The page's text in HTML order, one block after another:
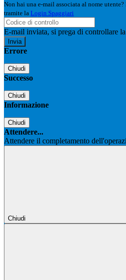
Non hai una e-mail associata al nome
tramite la Login Spaggiari
E-mail inviata, si prega di controllare
Errore
Chiudi
Successo
Chiudi
Informazione
Chiudi
Attendere...
Attendere il completamento
Chiudi